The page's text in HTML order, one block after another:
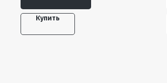
энергию движущегося крана или
тележки в момент столкновения.
Купить